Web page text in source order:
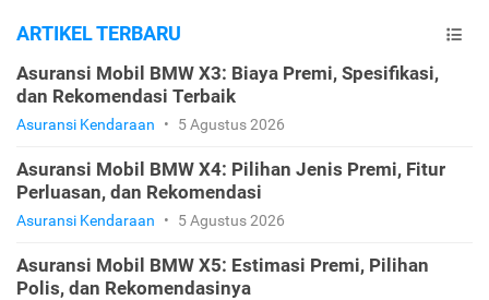
ARTIKEL TERBARU
Asuransi Mobil BMW X3: Biaya Premi, Spesifikasi,
dan Rekomendasi Terbaik
Asuransi Kendaraan • 5 Agustus 2026
Asuransi Mobil BMW X4: Pilihan Jenis Premi, Fitur
Perluasan, dan Rekomendasi
Asuransi Kendaraan • 5 Agustus 2026
Asuransi Mobil BMW X5: Estimasi Premi, Pilihan
Polis, dan Rekomendasinya